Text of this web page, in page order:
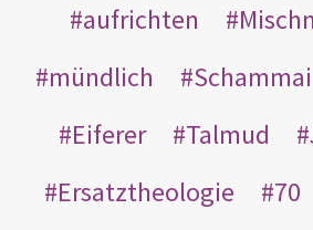
aufrichten
mündlich
Schammai
Eiferer
Talmud
Ersatztheologie
70